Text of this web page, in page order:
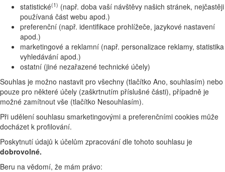
statistické(1) (např. doba vaší návštěvy našich stránek, nejčastěji
používaná část webu apod.)
preferenční (např. identifikace prohlížeče, jazykové nastavení
apod.)
marketingové a reklamní (např. personalizace reklamy, statistika
vyhledávání apod.)
ostatní (jiné nezařazené technické účely)
Souhlas je možno nastavit pro všechny (tlačítko Ano, souhlasím) nebo
pouze pro některé účely (zaškrtnutím příslušné části), případně je
možné zamítnout vše (tlačítko Nesouhlasím).
Při udělení souhlasu smarketingovými a preferenčními cookies může
docházet k profilování.
Poskytnutí údajů k účelům zpracování dle tohoto souhlasu je
dobrovolné.
Beru na vědomí, že mám právo: